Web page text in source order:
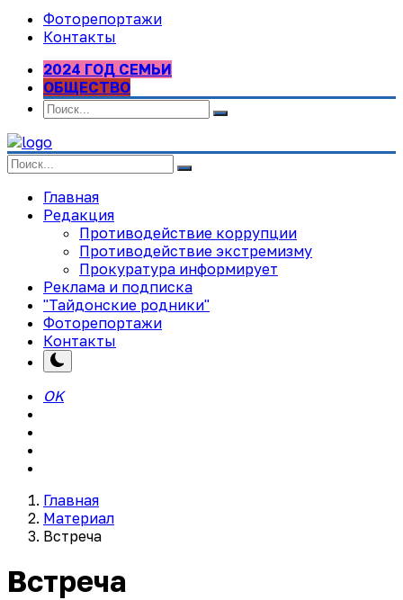
Фоторепортажи
Контакты
2024 ГОД СЕМЬИ
ОБЩЕСТВО
Главная
Редакция
Противодействие коррупции
Противодействие экстремизму
Прокуратура информирует
Реклама и подписка
"Тайдонские родники"
Фоторепортажи
Контакты
OK
Главная
Материал
Встреча
Встреча